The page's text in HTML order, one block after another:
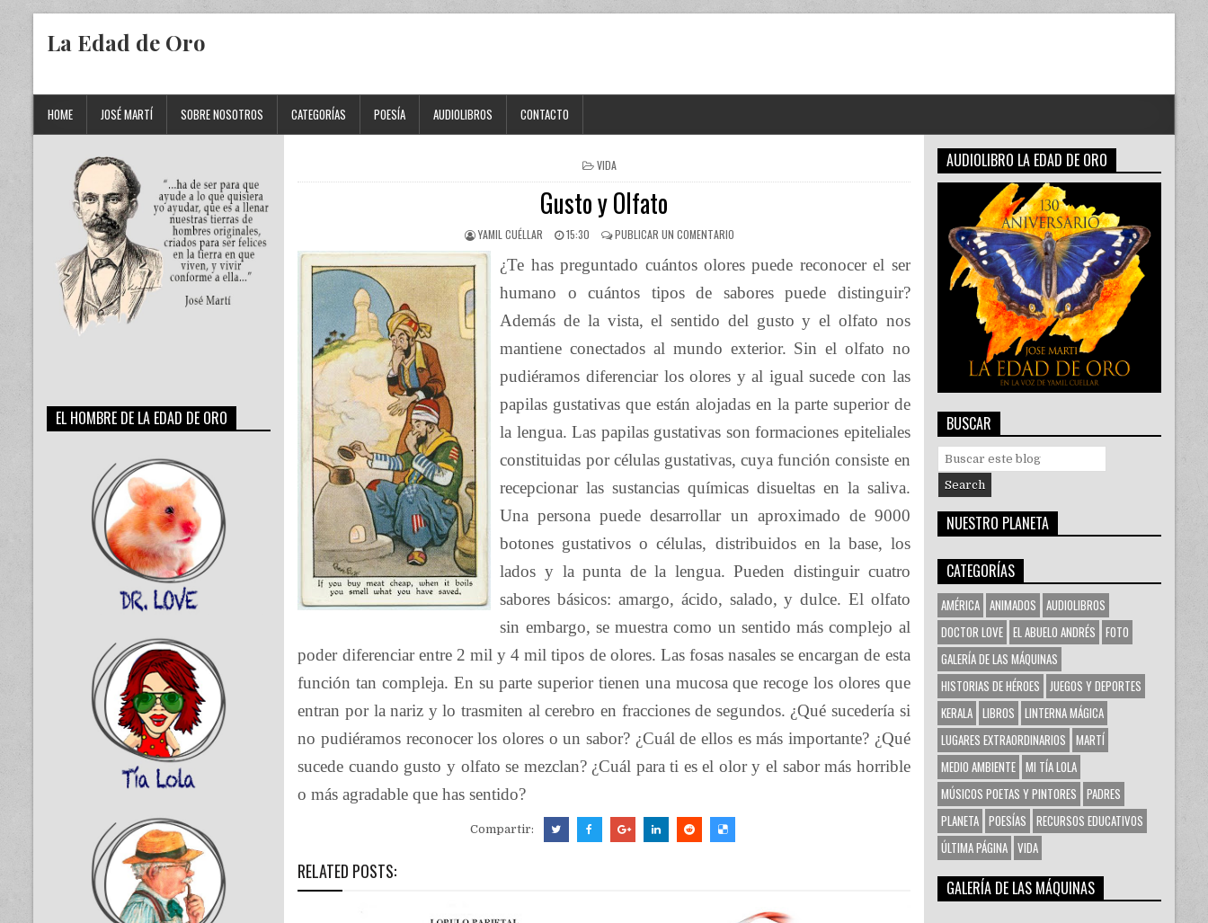
La Edad de Oro
HOME JOSÉ MARTÍ SOBRE NOSOTROS CATEGORÍAS POESÍA AUDIOLIBROS CONTACTO
VIDA
Gusto y Olfato
YAMIL CUÉLLAR 15:30 PUBLICAR UN COMENTARIO
¿Te has preguntado cuántos olores puede reconocer el ser
humano o cuántos tipos de sabores puede distinguir?
Además de la vista, el sentido del gusto y el olfato nos
mantiene conectados al mundo exterior. Sin el olfato no
pudiéramos diferenciar los olores y al igual sucede con las
papilas gustativas que están alojadas en la parte superior de
la lengua. Las papilas gustativas son formaciones epiteliales
constituidas por células gustativas, cuya función consiste en
recepcionar las sustancias químicas disueltas en la saliva.
Una persona puede desarrollar un aproximado de 9000
botones gustativos o células, distribuidos en la base, los
lados y la punta de la lengua. Pueden distinguir cuatro
sabores básicos: amargo, ácido, salado, y dulce. El olfato
sin embargo, se muestra como un sentido más complejo al
poder diferenciar entre 2 mil y 4 mil tipos de olores. Las fosas nasales se encargan de esta
función tan compleja. En su parte superior tienen una mucosa que recoge los olores que
entran por la nariz y lo trasmiten al cerebro en fracciones de segundos. ¿Qué sucedería si
no pudiéramos reconocer los olores o un sabor? ¿Cuál de ellos es más importante? ¿Qué
sucede cuando gusto y olfato se mezclan? ¿Cuál para ti es el olor y el sabor más horrible
o más agradable que has sentido?
Compartir:
RELATED POSTS:
EL HOMBRE DE LA EDAD DE ORO
AUDIOLIBRO LA EDAD DE ORO
BUSCAR
e
r
f
r
:
NUESTRO PLANETA
CATEGORÍAS
AMÉRICA ANIMADOS AUDIOLIBROS
DOCTOR LOVE EL ABUELO ANDRÉS FOTO
GALERÍA DE LAS MÁQUINAS
HISTORIAS DE HÉROES JUEGOS Y DEPORTES
KERALA LIBROS LINTERNA MÁGICA
LUGARES EXTRAORDINARIOS MARTÍ
MEDIO AMBIENTE MI TÍA LOLA
MÚSICOS POETAS Y PINTORES PADRES
PLANETA POESÍAS RECURSOS EDUCATIVOS
ÚLTIMA PÁGINA VIDA
GALERÍA DE LAS MÁQUINAS